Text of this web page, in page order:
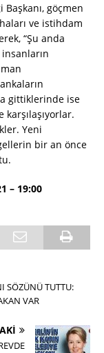
göçmen
ve istihdam
“Şu anda
gittiklerinde ise
Yeni
bir an önce
– 19:00
SÖZÜNÜ TUTTU:
VAR